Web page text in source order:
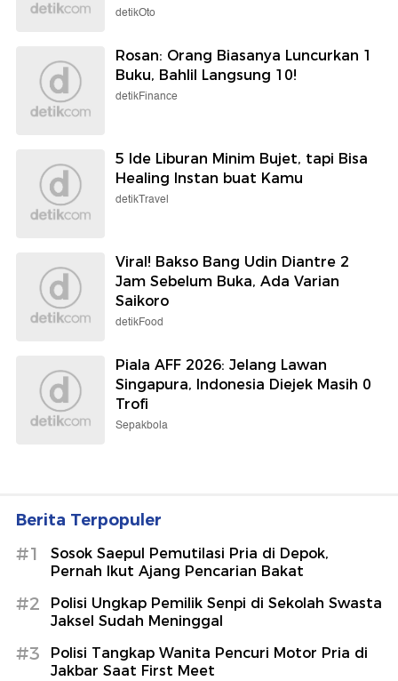
detikOto
Rosan: Orang Biasanya Luncurkan 1
Buku, Bahlil Langsung 10!
detikFinance
5 Ide Liburan Minim Bujet, tapi Bisa
Healing Instan buat Kamu
detikTravel
Viral! Bakso Bang Udin Diantre 2
Jam Sebelum Buka, Ada Varian
Saikoro
detikFood
Piala AFF 2026: Jelang Lawan
Singapura, Indonesia Diejek Masih 0
Trofi
Sepakbola
Berita Terpopuler
#1
Sosok Saepul Pemutilasi Pria di Depok,
Pernah Ikut Ajang Pencarian Bakat
#2
Polisi Ungkap Pemilik Senpi di Sekolah Swasta
Jaksel Sudah Meninggal
#3
Polisi Tangkap Wanita Pencuri Motor Pria di
Jakbar Saat First Meet